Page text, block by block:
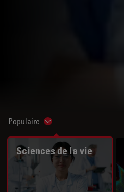
Populaire Show subnavigation
Sciences de la vie